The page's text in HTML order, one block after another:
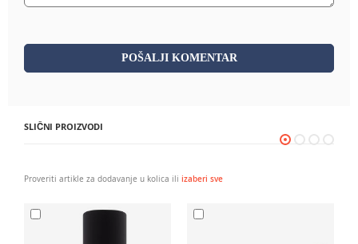
POŠALJI KOMENTAR
SLIČNI PROIZVODI
Proveriti artikle za dodavanje u kolica ili izaberi sve